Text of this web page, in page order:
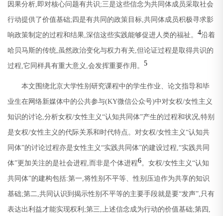
因果分析,即对核心问题有共识;三是这些信念为共同体成员采取社会
行动提供了价值基础; 四是有共同的政策目标,共同体成员积极寻求影
响政策制定的过程和结果,深信这些实践能够促进人类的福祉。 4沿着
哈贝马斯的传统,虽然政治变化与权力有关,但论证过程是取得共识的
过程,它同样具有重大意义 ,会发挥重要作用。 5
本文围绕北京大学性别研究课程中的学生作业、论文指导和毕
业生在网络新媒体中的公共参与(KY微信公众号)中对女权/女性主义
知识的讨论,分析女权/女性主义“认知共同体”产生的过程和状况,特别
是女权/女性主义的代际关系和时代特点。对女权/女性主义“认知共
同体”的讨论过程亦是女性主义“实践共同体”的建设过程,“实践共同
体”更加关注的是社会进程,而非是个体进程6。女权/女性主义“认知
共同体”的建构包括:第一,将性别不平等、性别压迫作为共享的知识
基础;第二,共同认识到揭示性别不平等的主要手段就是要“发声”,只有
表达出利益才能实现权利 ;第三,上述信念成为行动的价值基础;第四 ,